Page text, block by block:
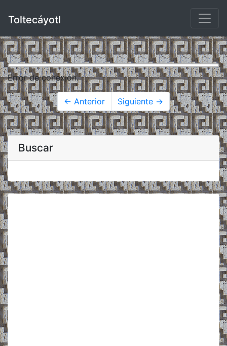
Toltecáyotl
Error de conexión.
← Anterior Siguiente →
Buscar